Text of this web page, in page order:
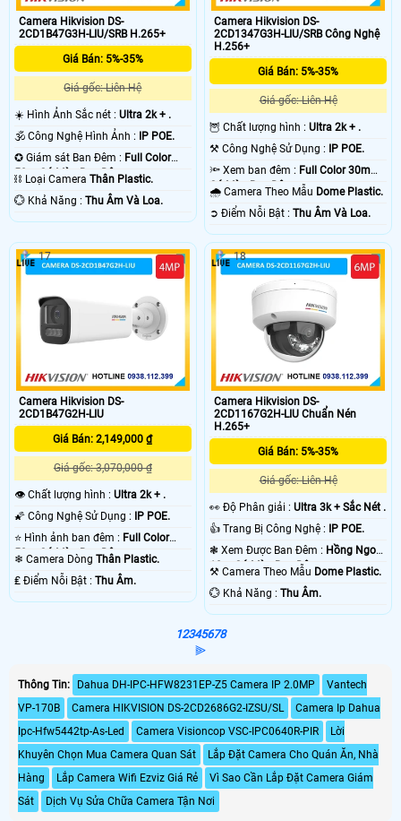
Camera Hikvision DS-
2CD1B47G3H-LIU/SRB H.265+
Giá Bán: 5%-35%
Giá gốc: Liên Hệ
☀️ Hình Ảnh Sắc nét : Ultra 2k + .
🕉️ Công Nghệ Hình Ảnh : IP POE.
✪ Giám sát Ban Đêm : Full Color
50m Có Màu Ban Ðêm.
⛓ Loại Camera Thân Plastic.
️💮 Khả Năng : Thu Âm Và Loa.
Camera Hikvision DS-
2CD1347G3H-LIU/SRB Công Nghệ
H.256+
Giá Bán: 5%-35%
Giá gốc: Liên Hệ
🦉 Chất lượng hình :Ultra 2k + .
⚒ Công Nghệ Sử Dụng : IP POE.
🔦 Xem ban đêm : Full Color 30m
Có Màu Ban Ðêm.
🌧️ Camera Theo Mẫu Dome Plastic.
️➲ Điểm Nỗi Bật :Thu Âm Và Loa.
Camera Hikvision DS-
2CD1B47G2H-LIU
Giá Bán: 2,149,000 ₫
Giá gốc: 3,070,000 ₫
👁 Chất lượng hình : Ultra 2k + .
🌠 Công Nghệ Sử Dụng :
IP POE.
⭐ Hình ảnh ban đêm : Full Color
50m Có Màu Ban Ðêm.
❄ Camera Dòng Thân Plastic.
️₤ Điểm Nỗi Bật : Thu Âm.
17
Camera Hikvision DS-
2CD1167G2H-LIU Chuẩn Nén
H.265+
Giá Bán: 5%-35%
Giá gốc: Liên Hệ
️👀 Độ Phân giải :Ultra 3k + Sắc Nét .
👍 Trang Bị Công Nghệ :
IP POE.
❃ Xem Được Ban Đêm : Hồng Ngoại
10m Có Màu Ban Ðêm.
⚒ Camera Theo Mẫu Dome Plastic.
️💮 Khả Năng :Thu Âm.
18
12345678
⫸
Thông Tin: Dahua DH-IPC-HFW8231EP-Z5 Camera IP 2.0MP
Vantech
VP-170B
Camera HIKVISION DS-2CD2686G2-IZSU/SL
Camera Ip Dahua
Ipc-Hfw5442tp-As-Led
Camera Visioncop VSC-IPC0640R-PIR
Lời
Khuyên Chọn Mua Camera Quan Sát
Lắp Đặt Camera Cho Quán Ăn, Nhà
Hàng
Lắp Camera Wifi Ezviz Giá Rẻ
Vì Sao Cần Lắp Đặt Camera Giám
Sát
Dịch Vụ Sửa Chữa Camera Tận Nơi